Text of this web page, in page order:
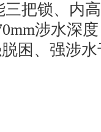
把锁、内
涉水深
困、强涉